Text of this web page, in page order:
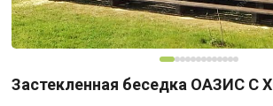
Застекленная беседка ОАЗИС